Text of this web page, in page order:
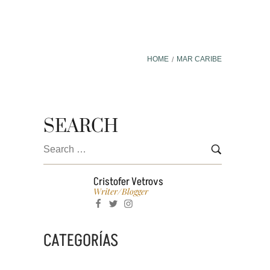
HOME / MAR CARIBE
SEARCH
Cristofer Vetrovs
Writer/blogger
CATEGORÍAS